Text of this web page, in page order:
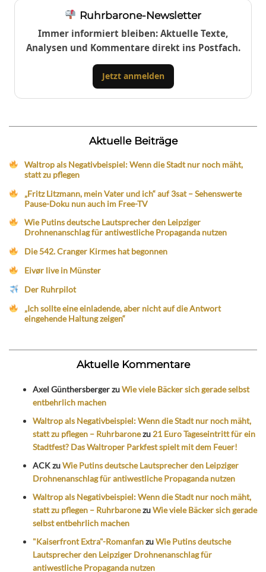
Ruhrbarone-Newsletter
Immer informiert bleiben: Aktuelle Texte,
Analysen und Kommentare direkt ins Postfach.
Jetzt anmelden
Aktuelle Beiträge
Waltrop als Negativbeispiel: Wenn die Stadt nur noch mäht,
statt zu pflegen
„Fritz Litzmann, mein Vater und ich“ auf 3sat – Sehenswerte
Pause-Doku nun auch im Free-TV
Wie Putins deutsche Lautsprecher den Leipziger
Drohnenanschlag für antiwestliche Propaganda nutzen
Die 542. Cranger Kirmes hat begonnen
Eivør live in Münster
Der Ruhrpilot
„Ich sollte eine einladende, aber nicht auf die Antwort
eingehende Haltung zeigen“
Aktuelle Kommentare
Axel GünthersbergerzuWie viele Bäcker sich gerade selbst
entbehrlich machen
Waltrop als Negativbeispiel: Wenn die Stadt nur noch mäht,
statt zu pflegen – Ruhrbaronezu 21 Euro Tageseintritt für ein
Stadtfest? Das Waltroper Parkfest spielt mit dem Feuer!
ACKzuWie Putins deutsche Lautsprecher den Leipziger
Drohnenanschlag für antiwestliche Propaganda nutzen
Waltrop als Negativbeispiel: Wenn die Stadt nur noch mäht,
statt zu pflegen – RuhrbaronezuWie viele Bäcker sich gerade
selbst entbehrlich machen
"Kaiserfront Extra"-RomanfanzuWie Putins deutsche
Lautsprecher den Leipziger Drohnenanschlag für
antiwestliche Propaganda nutzen